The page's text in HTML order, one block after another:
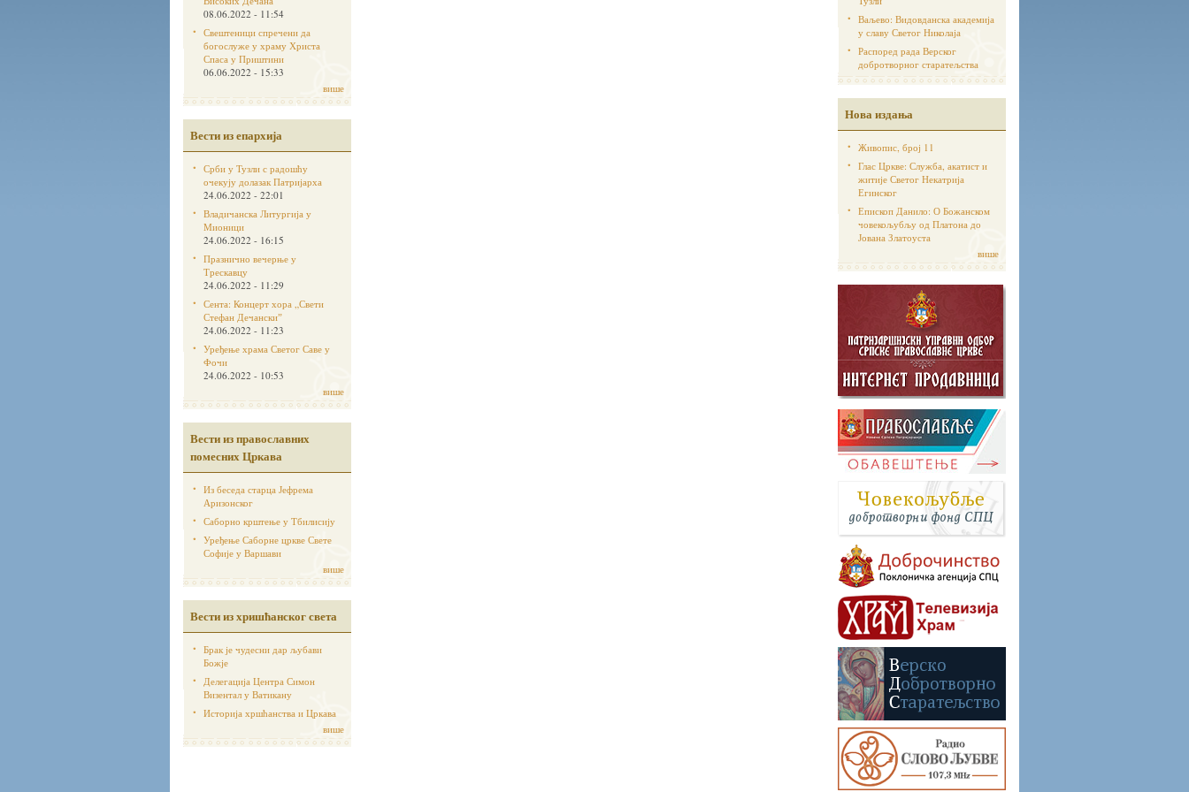
08.06.2022 - 11:54
Свештеници спречени да
богослуже у храму Христа
Спаса у Приштини
06.06.2022 - 15:33
више
Вести из епархија
Срби у Тузли с радошћу
очекују долазак Патријарха
24.06.2022 - 22:01
Владичанска Литургија у
Мионици
24.06.2022 - 16:15
Празнично вечерње у
Трескавцу
24.06.2022 - 11:29
Сента: Концерт хора „Свети
Стефан Дечанскиˮ
24.06.2022 - 11:23
Уређење храма Светог Саве у
Фочи
24.06.2022 - 10:53
више
Вести из православних
помесних Цркава
Из беседа старца Јефрема
Аризонског
Саборно крштење у Тбилисију
Уређење Саборне цркве Свете
Софије у Варшави
више
Вести из хришћанског света
Брак је чудесни дар љубави
Божје
Делегација Центра Симон
Визентал у Ватикану
Историја хршћанства и Цркава
више
Ваљево: Видовданска академија
у славу Светог Николаја
Распоред рада Верског
добротворног старатељства
Нова издања
Живопис, број 11
Глас Цркве: Служба, акатист и
житије Светог Некатрија
Егинског
Епископ Данило: О Божанском
човекољубљу од Платона до
Јована Златоуста
више